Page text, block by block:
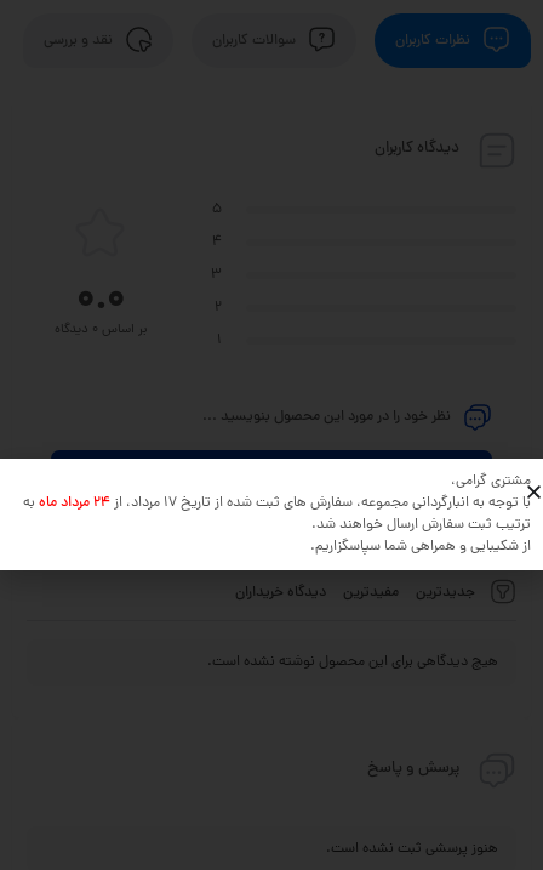
نظرات کاربران سوالات کاربران نقد و بررسی
دیدگاه کاربران
جدیدترین مفیدترین دیدگاه خریداران
هیچ دیدگاهی برای این محصول نوشته نشده است.
5
4
3
2
1
0.0
بر اساس 0 دیدگاه
نظر خود را در مورد این محصول بنویسید ...
پرسش و پاسخ
هنوز پرسشی ثبت نشده است.
مشتری گرامی،
با توجه به انبارگردانی مجموعه، سفارش های ثبت شده از تاریخ 17 مرداد، از
24 مرداد ماه
به
ترتیب ثبت سفارش ارسال خواهند شد.
از شکیبایی و همراهی شما سپاسگزاریم.